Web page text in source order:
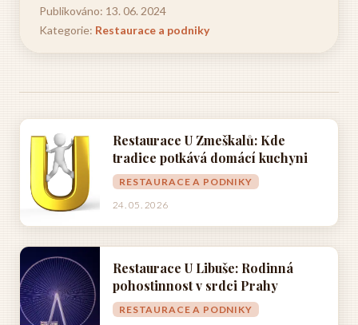
Publikováno: 13. 06. 2024
Kategorie: Restaurace a podniky
Restaurace U Zmeškalů: Kde
tradice potkává domácí kuchyni
RESTAURACE A PODNIKY
24. 05. 2026
Restaurace U Libuše: Rodinná
pohostinnost v srdci Prahy
RESTAURACE A PODNIKY